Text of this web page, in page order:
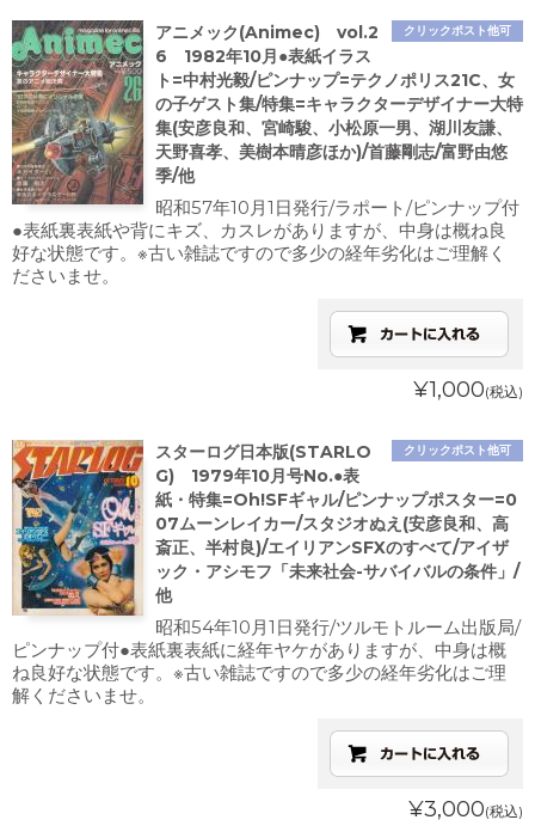
クリックポスト他可
アニメック(Animec) vol.2
6 1982年10月●表紙イラス
ト=中村光毅/ピンナップ=テクノポリス21C、女
の子ゲスト集/特集=キャラクターデザイナー大特
集(安彦良和、宮崎駿、小松原一男、湖川友謙、
天野喜孝、美樹本晴彦ほか)/首藤剛志/富野由悠
季/他
昭和57年10月1日発行/ラポート/ピンナップ付
●表紙裏表紙や背にキズ、カスレがありますが、中身は概ね良
好な状態です。※古い雑誌ですので多少の経年劣化はご理解く
ださいませ。
¥1,000(税込)
クリックポスト他可
スターログ日本版(STARLO
G) 1979年10月号No.●表
紙・特集=Oh!SFギャル/ピンナップポスター=0
07ムーンレイカー/スタジオぬえ(安彦良和、高
斎正、半村良)/エイリアンSFXのすべて/アイザ
ック・アシモフ「未来社会-サバイバルの条件」/
他
昭和54年10月1日発行/ツルモトルーム出版局/
ピンナップ付●表紙裏表紙に経年ヤケがありますが、中身は概
ね良好な状態です。※古い雑誌ですので多少の経年劣化はご理
解くださいませ。
¥3,000(税込)